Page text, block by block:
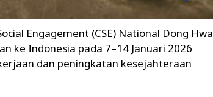
Engagement (CSE) National Dong Hwa
ke Indonesia pada 7–14 Januari 2026
dan peningkatan kesejahteraan